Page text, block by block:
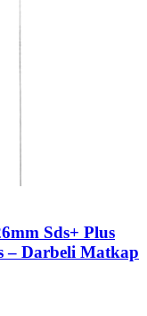
Sds+ Plus
– Darbeli Matkap